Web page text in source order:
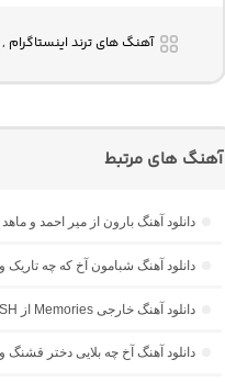
آهنگ های ترند
آهنگ های مرتبط
دانلود آهنگ بارون از میر احمد و
دانلود آهنگ شبامون آخ که چه
دانلود آهنگ خارجی Memories از DUORUSH “هوش مصنوعی ترند اینستا”
دانلود آهنگ آخ چه بلایی دختر